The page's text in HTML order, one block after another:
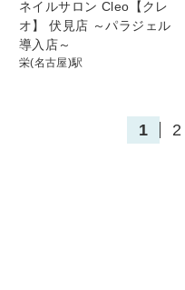
ネイルサロン Cleo【クレ
オ】 伏見店 ～パラジェル
導入店～
栄(名古屋)駅
1 2